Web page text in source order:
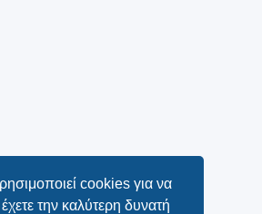
cookies για να
την καλύτερη δυνατή